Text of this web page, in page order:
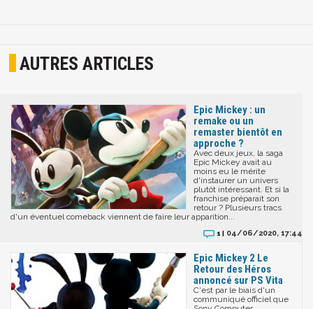
AUTRES ARTICLES
Epic Mickey : un
remake ou un
remaster bientôt en
approche ?
Avec deux jeux, la saga
Epic Mickey avait au
moins eu le mérite
d'instaurer un univers
plutôt intéressant. Et si la
franchise préparait son
retour ? Plusieurs tracs
d'un éventuel comeback viennent de faire leur apparition...
1 | 04/06/2020, 17:44
Epic Mickey 2 Le
Retour des Héros
annoncé sur PS Vita
C'est par le biais d'un
communiqué officiel que